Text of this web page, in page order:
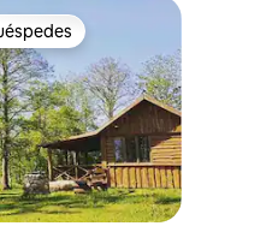
preferido